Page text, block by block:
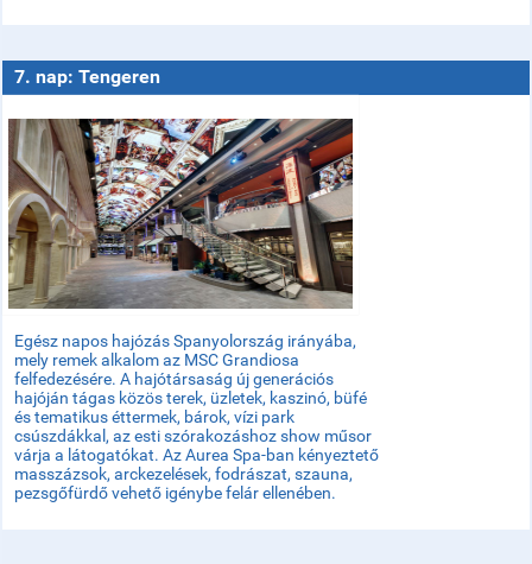
7. nap: Tengeren
Egész napos hajózás Spanyolország irányába,
mely remek alkalom az MSC Grandiosa
felfedezésére. A hajótársaság új generációs
hajóján tágas közös terek, üzletek, kaszinó, büfé
és tematikus éttermek, bárok, vízi park
csúszdákkal, az esti szórakozáshoz show műsor
várja a látogatókat. Az Aurea Spa-ban kényeztető
masszázsok, arckezelések, fodrászat, szauna,
pezsgőfürdő vehető igénybe felár ellenében.